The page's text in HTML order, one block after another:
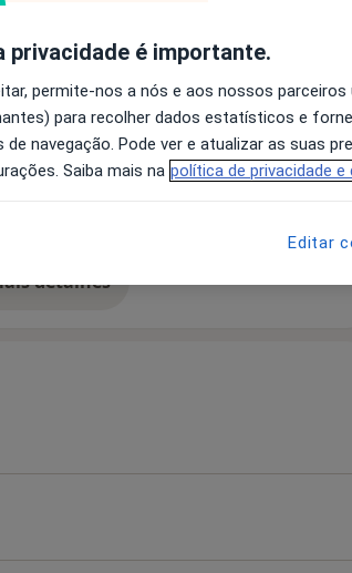
Catarata e Cirurgia Implanto-
Vega em Oviedo e em Retina
Hospital, Reino Unido.
Retinopatia diabética
detalhes
sobre a experiência
privacidade é importante.
permite-nos a nós e aos nossos
para recolher dados estatísticos e
de navegação. Pode ver e atualizar as suas
Saiba mais na política de privacidade e
Editar